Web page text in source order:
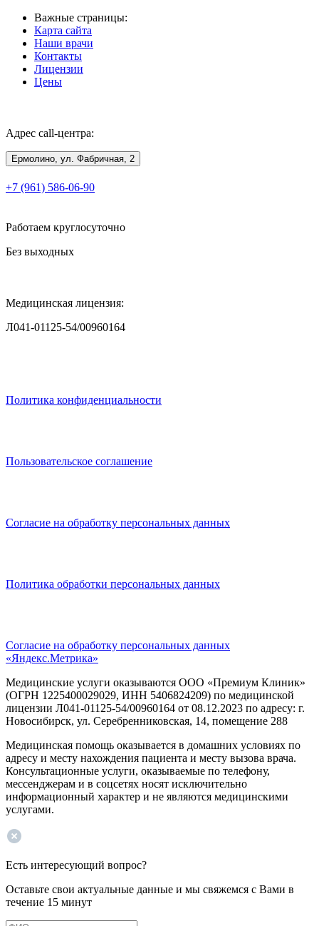
Важные страницы:
Карта сайта
Наши врачи
Контакты
Лицензии
Цены
Адрес call-центра:
Ермолино, ул. Фабричная, 2
+7 (961) 586-06-90
Работаем круглосуточно
Без выходных
Медицинская лицензия:
Л041-01125-54/00960164
Политика конфиденциальности
Пользовательское соглашение
Согласие на обработку персональных данных
Политика обработки персональных данных
Согласие на обработку персональных данных
«Яндекс.Метрика»
Медицинские услуги оказываются ООО «Премиум Клиник»
(ОГРН 1225400029029, ИНН 5406824209) по медицинской
лицензии Л041-01125-54/00960164 от 08.12.2023 по адресу: г.
Новосибирск, ул. Серебренниковская, 14, помещение 288
Медицинская помощь оказывается в домашних условиях по
адресу и месту нахождения пациента и месту вызова врача.
Консультационные услуги, оказываемые по телефону,
мессенджерам и в соцсетях носят исключительно
информационный характер и не являются медицинскими
услугами.
Есть интересующий вопрос?
Оставьте свои актуальные данные и мы свяжемся с Вами в
течение 15 минут